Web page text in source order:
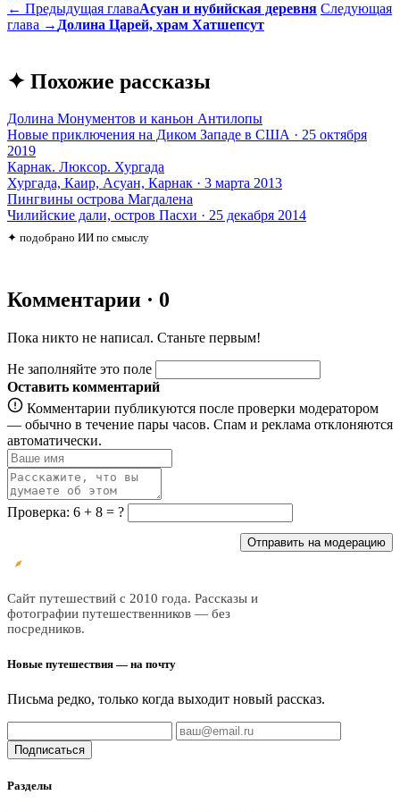
← Предыдущая главаАсуан и нубийская деревня Следующая
глава → Долина Царей, храм Хатшепсут
✦ Похожие рассказы
Долина Монументов и каньон Антилопы
Новые приключения на Диком Западе в США · 25 октября
2019
Карнак. Люксор. Хургада
Хургада, Каир, Асуан, Карнак · 3 марта 2013
Пингвины острова Магдалена
Чилийские дали, остров Пасхи · 25 декабря 2014
✦ подобрано ИИ по смыслу
Комментарии · 0
Пока никто не написал. Станьте первым!
Не заполняйте это поле
Оставить комментарий
Комментарии публикуются после проверки модератором
— обычно в течение пары часов. Спам и реклама отклоняются
автоматически.
Проверка: 6 + 8 = ?
Отправить на модерацию
Сайт путешествий с 2010 года. Рассказы и
фотографии путешественников — без
посредников.
Новые путешествия — на почту
Письма редко, только когда выходит новый рассказ.
Подписаться
Разделы